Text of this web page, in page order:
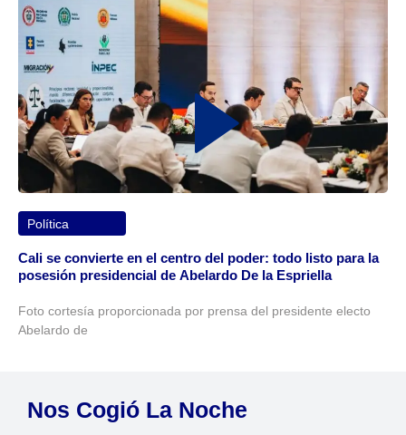
Política
Cali se convierte en el centro del poder: todo listo para la
posesión presidencial de Abelardo De la Espriella
Foto cortesía proporcionada por prensa del presidente electo
Abelardo de
Nos Cogió La Noche